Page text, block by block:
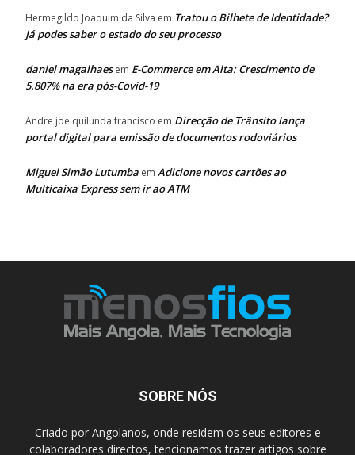
Hermegildo Joaquim da Silva em Tratou o Bilhete de Identidade?
Já podes saber o estado do seu processo
daniel magalhaesem E-Commerce em Alta: Crescimento de
5.807% na era pós-Covid-19
Andre joe quilunda francisco em Direcção de Trânsito lança
portal digital para emissão de documentos rodoviários
Miguel Simão Lutumba em Adicione novos cartões ao
Multicaixa Express sem ir ao ATM
SOBRE NÓS
Criado por Angolanos, onde residem os seus editores e
colaboradores directos, tencionamos trazer artigos sobre